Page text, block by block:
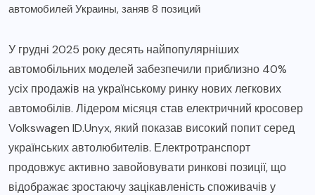
У грудні 2025 року десять найпопулярніших
автомобільних моделей забезпечили приблизно 40%
усіх продажів на українському ринку нових легкових
автомобілів. Лідером місяця став електричний кросовер
Volkswagen ID.Unyx, який показав високий попит серед
українських автолюбителів. Електротранспорт
продовжує активно завойовувати ринкові позиції, що
відображає зростаючу зацікавленість споживачів у